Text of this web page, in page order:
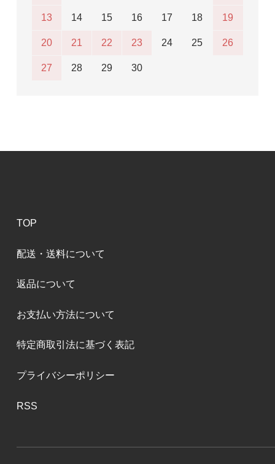
13 14 15 16 17 18 19
20 21 22 23 24 25 26
27 28 29 30
TOP
配送・送料について
返品について
お支払い方法について
特定商取引法に基づく表記
プライバシーポリシー
RSS